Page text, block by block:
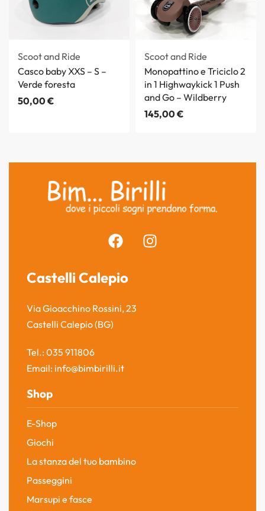
Scoot and Ride
Casco baby XXS – S –
Verde foresta
50,00€
Scoot and Ride
Monopattino e Triciclo 2
in 1 Highwaykick 1 Push
and Go – Wildberry
145,00€
Castelli Calepio
Via Gioacchino Rossini, 23
Castelli Calepio (BG)
Tel.: 035 911806
Email: info@bimbirilli.it
Shop
E-Shop
Giochi
La stanza del tuo bambino
Passeggini
Marsupi e fasce